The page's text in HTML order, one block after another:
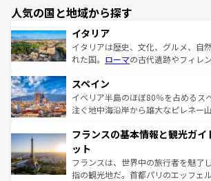
人気の国と地域から探す
イタリア
イタリアは歴史、文化、グルメ、自
れた国。 ローマの古代遺跡やフィレ
ろん、トスカーナの美しい田園風景
景など、自然景観も見逃せない。観
ピザやパスタなど、絶品のイタリア
ませてくれるイタリアで、忘れられ
なお、新着のイタリア情報は
しい。
スペイン
イベリア半島のほぼ80％を占めるス
注ぐ地中海沿岸から雄大なピレネー
文化が根付くこの国では、情熱的な
れる闘牛、そして美味しいタパスが
る。首都マドリードの洗練された雰
アートに溢れた街角から、地方では
フランスの基本情報と観光ガイ
ット
フランスは、世界中の旅行者を魅了
指の観光地だ。首都パリのエッフェ